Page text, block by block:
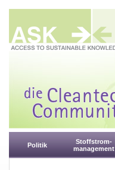
Politik
Stoffstrom-
management